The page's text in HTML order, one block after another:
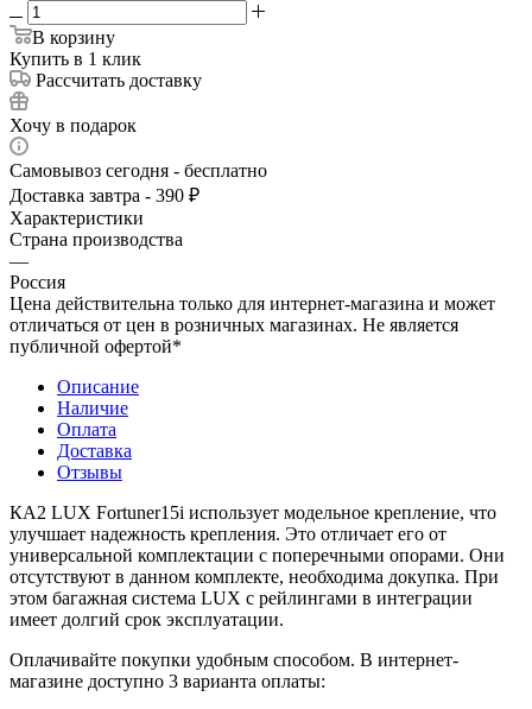
В корзину
Купить в 1 клик
Рассчитать доставку
Хочу в подарок
Самовывоз сегодня - бесплатно
Доставка завтра - 390 ₽
Характеристики
Страна производства
—
Россия
Цена действительна только для интернет-магазина и может
отличаться от цен в розничных магазинах. Не является
публичной офертой*
Описание
Наличие
Оплата
Доставка
Отзывы
КА2 LUX Fortuner15i использует модельное крепление, что
улучшает надежность крепления. Это отличает его от
универсальной комплектации с поперечными опорами. Они
отсутствуют в данном комплекте, необходима докупка. При
этом багажная система LUX с рейлингами в интеграции
имеет долгий срок эксплуатации.
Оплачивайте покупки удобным способом. В интернет-
магазине доступно 3 варианта оплаты: